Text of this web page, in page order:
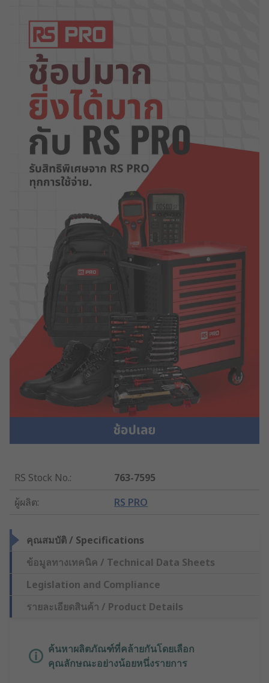
RS Stock No.:
763-7595
ผู้ผลิต: RS PRO
คุณสมบัติ / Specifications
ข้อมูลทางเทคนิค / Technical Data Sheets
Legislation and Compliance
รายละเอียดสินค้า / Product Details
ค้นหาผลิตภัณฑ์ที่คล้ายกันโดยเลือก
คุณลักษณะอย่างน้อยหนึ่งรายการ